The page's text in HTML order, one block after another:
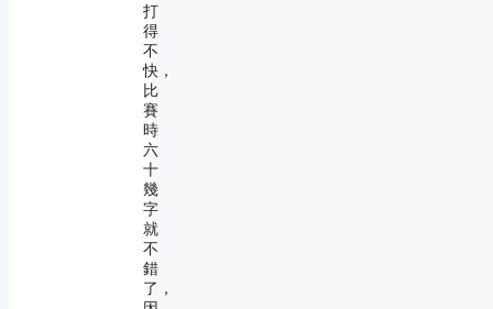
打
得
不
快，
比
賽
時
六
十
幾
字
就
不
錯
了，